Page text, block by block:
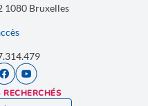
1080 Bruxelles